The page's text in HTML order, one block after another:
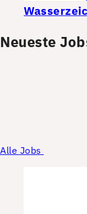
Neueste
Alle Jobs